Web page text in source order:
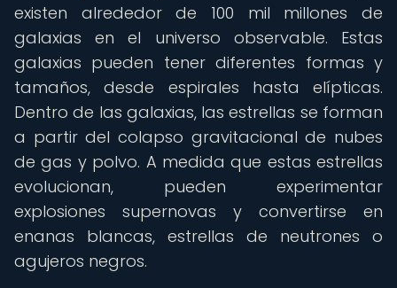
existen alrededor de 100 mil millones de
galaxias en el universo observable. Estas
galaxias pueden tener diferentes formas y
tamaños, desde espirales hasta elípticas.
Dentro de las galaxias, las estrellas se forman
a partir del colapso gravitacional de nubes
de gas y polvo. A medida que estas estrellas
evolucionan, pueden experimentar
explosiones supernovas y convertirse en
enanas blancas, estrellas de neutrones o
agujeros negros.